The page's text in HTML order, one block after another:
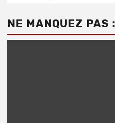
NE MANQUEZ PAS :